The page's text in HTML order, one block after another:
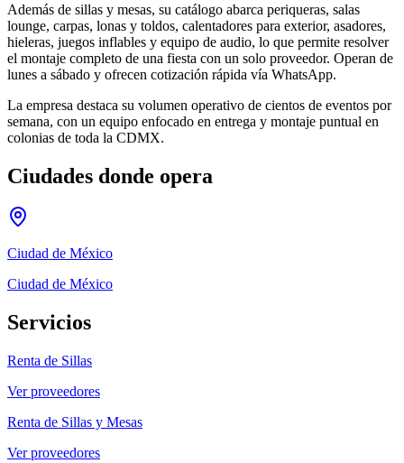
Además de sillas y mesas, su catálogo abarca periqueras, salas
lounge, carpas, lonas y toldos, calentadores para exterior, asadores,
hieleras, juegos inflables y equipo de audio, lo que permite resolver
el montaje completo de una fiesta con un solo proveedor. Operan de
lunes a sábado y ofrecen cotización rápida vía WhatsApp.
La empresa destaca su volumen operativo de cientos de eventos por
semana, con un equipo enfocado en entrega y montaje puntual en
colonias de toda la CDMX.
Ciudades donde opera
Ciudad de México
Ciudad de México
Servicios
Renta de Sillas
Ver proveedores
Renta de Sillas y Mesas
Ver proveedores